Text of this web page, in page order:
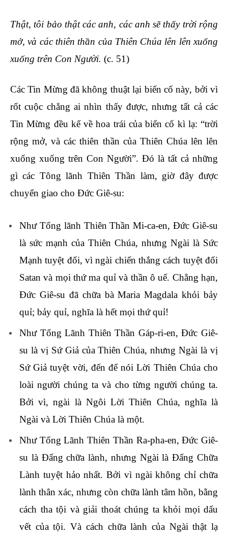
Thật, tôi bảo thật các anh, các anh sẽ thấy trời rộng
mở, và các thiên thần của Thiên Chúa lên lên xuống
xuống trên Con Người. (c. 51)
Các Tin Mừng đã không thuật lại biến cố này, bởi vì
rốt cuộc chẳng ai nhìn thấy được, nhưng tất cả các
Tin Mừng đều kể về hoa trái của biến cố kì lạ: “trời
rộng mở, và các thiên thần của Thiên Chúa lên lên
xuống xuống trên Con Người”. Đó là tất cả những
gì các Tông lãnh Thiên Thần làm, giờ đây được
chuyển giao cho Đức Giê-su:
Như Tổng lãnh Thiên Thần Mi-ca-en, Đức Giê-su
là sức mạnh của Thiên Chúa, nhưng Ngài là Sức
Mạnh tuyệt đối, vì ngài chiến thắng cách tuyệt đối
Satan và mọi thứ ma quỉ và thần ô uế. Chẳng hạn,
Đức Giê-su đã chữa bà Maria Magdala khỏi bảy
quỉ; bảy quỉ, nghĩa là hết mọi thứ quỉ!
Như Tổng Lãnh Thiên Thần Gáp-ri-en, Đức Giê-
su là vị Sứ Giả của Thiên Chúa, nhưng Ngài là vị
Sứ Giả tuyệt vời, đến để nói Lời Thiên Chúa cho
loài người chúng ta và cho từng người chúng ta.
Bởi vì, ngài là Ngôi Lời Thiên Chúa, nghĩa là
Ngài và Lời Thiên Chúa là một.
Như Tổng Lãnh Thiên Thần Ra-pha-en, Đức Giê-
su là Đấng chữa lành, nhưng Ngài là Đấng Chữa
Lành tuyệt hảo nhất. Bởi vì ngài không chỉ chữa
lành thân xác, nhưng còn chữa lành tâm hồn, bằng
cách tha tội và giải thoát chúng ta khỏi mọi dấu
vết của tội. Và cách chữa lành của Ngài thật lạ